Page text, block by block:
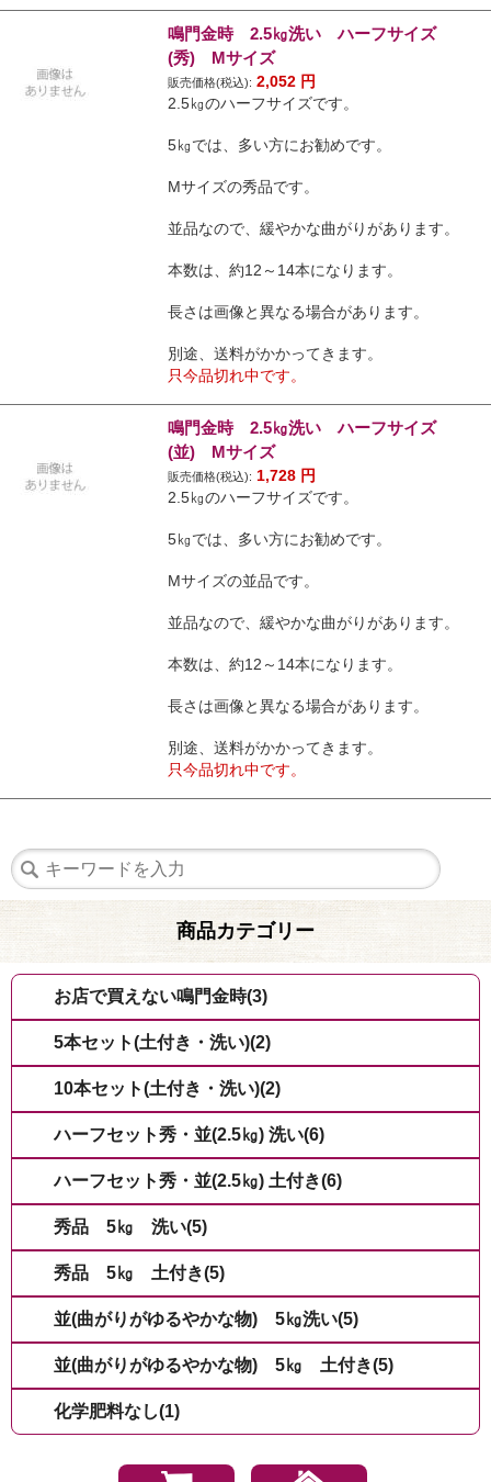
鳴門金時 2.5㎏洗い ハーフサイズ
(秀) Mサイズ
販売価格(税込): 2,052 円
2.5㎏のハーフサイズです。
5㎏では、多い方にお勧めです。
Mサイズの秀品です。
並品なので、緩やかな曲がりがあります。
本数は、約12～14本になります。
長さは画像と異なる場合があります。
別途、送料がかかってきます。
只今品切れ中です。
鳴門金時 2.5㎏洗い ハーフサイズ
(並) Mサイズ
販売価格(税込): 1,728 円
2.5㎏のハーフサイズです。
5㎏では、多い方にお勧めです。
Mサイズの並品です。
並品なので、緩やかな曲がりがあります。
本数は、約12～14本になります。
長さは画像と異なる場合があります。
別途、送料がかかってきます。
只今品切れ中です。
商品カテゴリー
お店で買えない鳴門金時(3)
5本セット(土付き・洗い)(2)
10本セット(土付き・洗い)(2)
ハーフセット秀・並(2.5㎏) 洗い(6)
ハーフセット秀・並(2.5㎏) 土付き(6)
秀品 5㎏ 洗い(5)
秀品 5㎏ 土付き(5)
並(曲がりがゆるやかな物) 5㎏洗い(5)
並(曲がりがゆるやかな物) 5㎏ 土付き(5)
化学肥料なし(1)